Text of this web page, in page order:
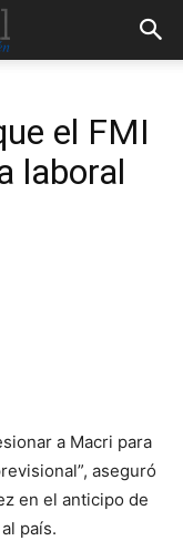
el FMI
laboral
a Macri para
aseguró
en el anticipo de
país.